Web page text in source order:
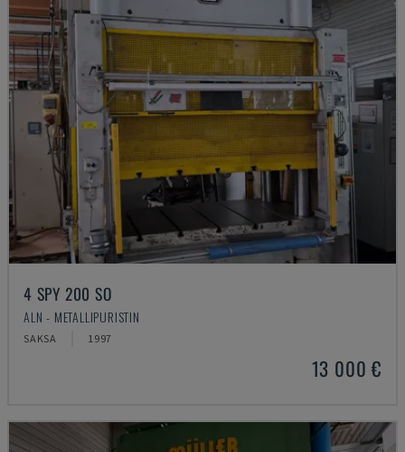
4 SPY 200 SO
ALN - METALLIPURISTIN
SAKSA 1997
13 000 €